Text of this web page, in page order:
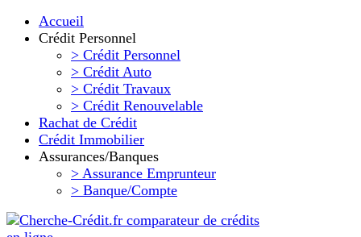
Accueil
Crédit Personnel
> Crédit Personnel
> Crédit Auto
> Crédit Travaux
> Crédit Renouvelable
Rachat de Crédit
Crédit Immobilier
Assurances/Banques
> Assurance Emprunteur
> Banque/Compte